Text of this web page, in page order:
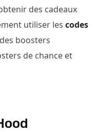
des cadeaux
utiliser les codes
boosters
de chance et